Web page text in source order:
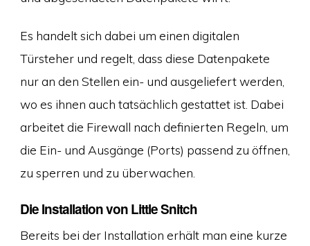
Es handelt sich dabei um einen digitalen
Türsteher und regelt, dass diese Datenpakete
nur an den Stellen ein- und ausgeliefert werden,
wo es ihnen auch tatsächlich gestattet ist. Dabei
arbeitet die Firewall nach definierten Regeln, um
die Ein- und Ausgänge (Ports) passend zu öffnen,
zu sperren und zu überwachen.
Die Installation von Little Snitch
Bereits bei der Installation erhält man eine kurze